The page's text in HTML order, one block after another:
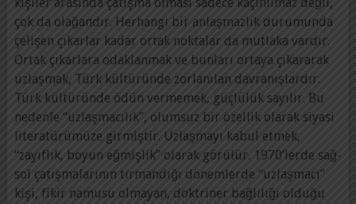
çok da olağandır. Herhangi bir anlaşmazlık durumunda
çelişen çıkarlar kadar ortak noktalar da mutlaka vardır.
Ortak çıkarlara odaklanmak ve bunları ortaya çıkararak
uzlaşmak, Türk kültüründe zorlanılan davranışlardır.
Türk kültüründe ödün vermemek, güçlülük sayılır. Bu
nedenle “uzlaşmacılık”, olumsuz bir özellik olarak siyasi
literatürümüze girmiştir. Uzlaşmayı kabul etmek,
“zayıflık, boyun eğmişlik” olarak görülür. 1970’lerde sağ-
sol çatışmalarının tırmandığı dönemlerde “uzlaşmacı”
kişi, fikir namusu olmayan, doktriner bağlılığı olduğu